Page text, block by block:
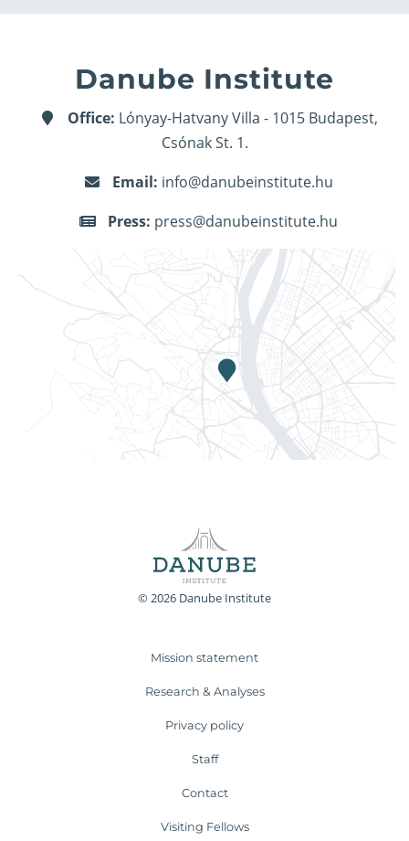
Danube Institute
Office: Lónyay-Hatvany Villa - 1015 Budapest,
Csónak St. 1.
Email: info@danubeinstitute.hu
Press: press@danubeinstitute.hu
© 2026 Danube Institute
Mission statement
Research & Analyses
Privacy policy
Staff
Contact
Visiting Fellows